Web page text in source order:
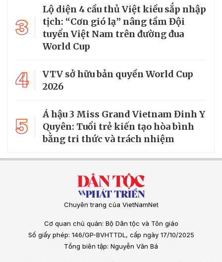
3
Lộ diện 4 cầu thủ Việt kiều sắp nhập
tịch: “Cơn gió lạ” nâng tầm Đội
tuyển Việt Nam trên đường đua
World Cup
4
VTV sở hữu bản quyền World Cup
2026
5
Á hậu 3 Miss Grand Vietnam Đinh Y
Quyên: Tuổi trẻ kiến tạo hòa bình
bằng tri thức và trách nhiệm
Chuyên trang của VietNamNet
Cơ quan chủ quản: Bộ Dân tộc và Tôn giáo
Số giấy phép: 146/GP-BVHTTDL, cấp ngày 17/10/2025
Tổng biên tập: Nguyễn Văn Bá